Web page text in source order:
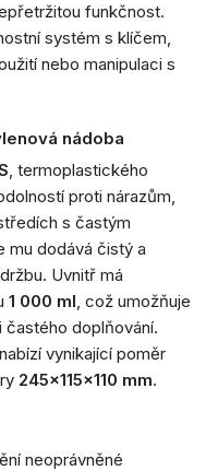
funkčnost.
systém s klíčem,
nebo manipulaci s
nádoba
, termoplastického
proti nárazům,
s častým
mu dodává čistý a
Uvnitř má
1 000 ml, což umožňuje
častého doplňování.
vynikající poměr
245x115x110 mm.
neoprávněné